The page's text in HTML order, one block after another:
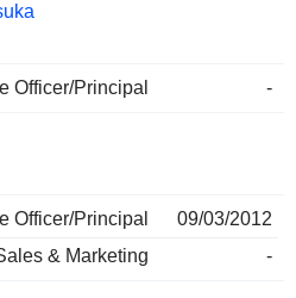
Officer/Principal -
Officer/Principal
09/03/2012
& Marketing
-